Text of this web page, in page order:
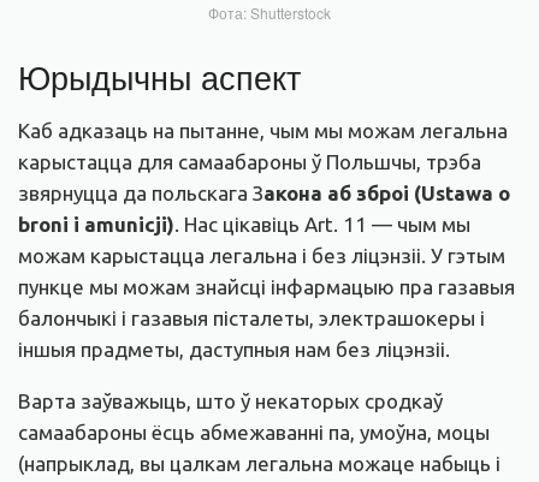
Фота: Shutterstock
Юрыдычны аспект
Каб адказаць на пытанне, чым мы можам легальна
карыстацца для самаабароны ў Польшчы, трэба
звярнуцца да польскага Закона аб зброі (Ustawa o
broni i amunicji) . Нас цікавіць Art. 11 — чым мы
можам карыстацца легальна і без ліцэнзіі. У гэтым
пункце мы можам знайсці інфармацыю пра газавыя
балончыкі і газавыя пісталеты, электрашокеры і
іншыя прадметы, даступныя нам без ліцэнзіі.
Варта заўважыць, што ў некаторых сродкаў
самаабароны ёсць абмежаванні па, умоўна, моцы
(напрыклад, вы цалкам легальна можаце набыць і